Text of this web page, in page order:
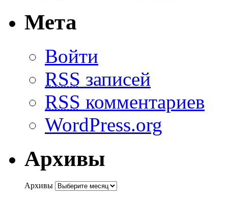
Мета
Войти
RSS записей
RSS комментариев
WordPress.org
Архивы
Архивы